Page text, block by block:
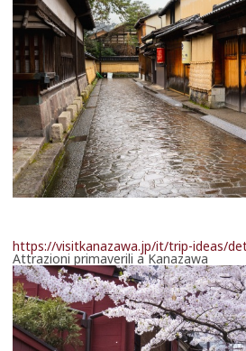
https://visitkanazawa.jp/it/trip-ideas/
Attrazioni primaverili a Kanazawa